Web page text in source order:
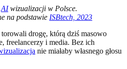
AIwizualizacji w Polsce.
na podstawie ISBtech, 2023
drogę, którą dziś masowo
freelancerzy i media. Bez ich
nie miałaby własnego głosu